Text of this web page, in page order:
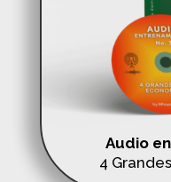
Audio
4